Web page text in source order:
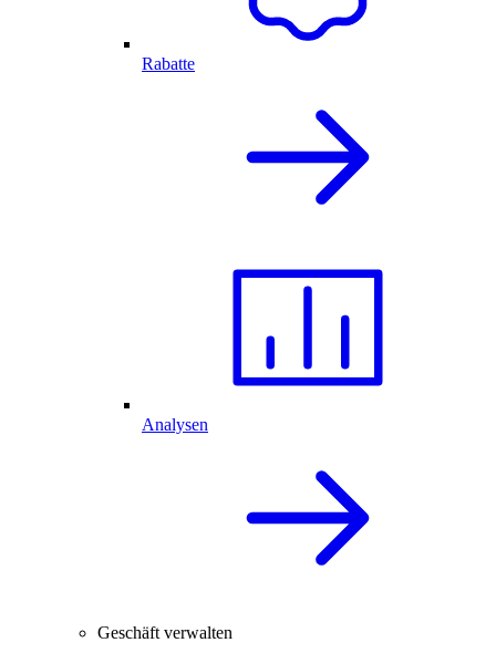
Rabatte
Analysen
Geschäft verwalten